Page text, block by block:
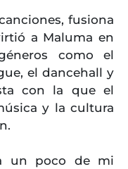
fusiona
a Maluma en
como el
el dancehall y
con la que el
y la cultura
un poco de mi